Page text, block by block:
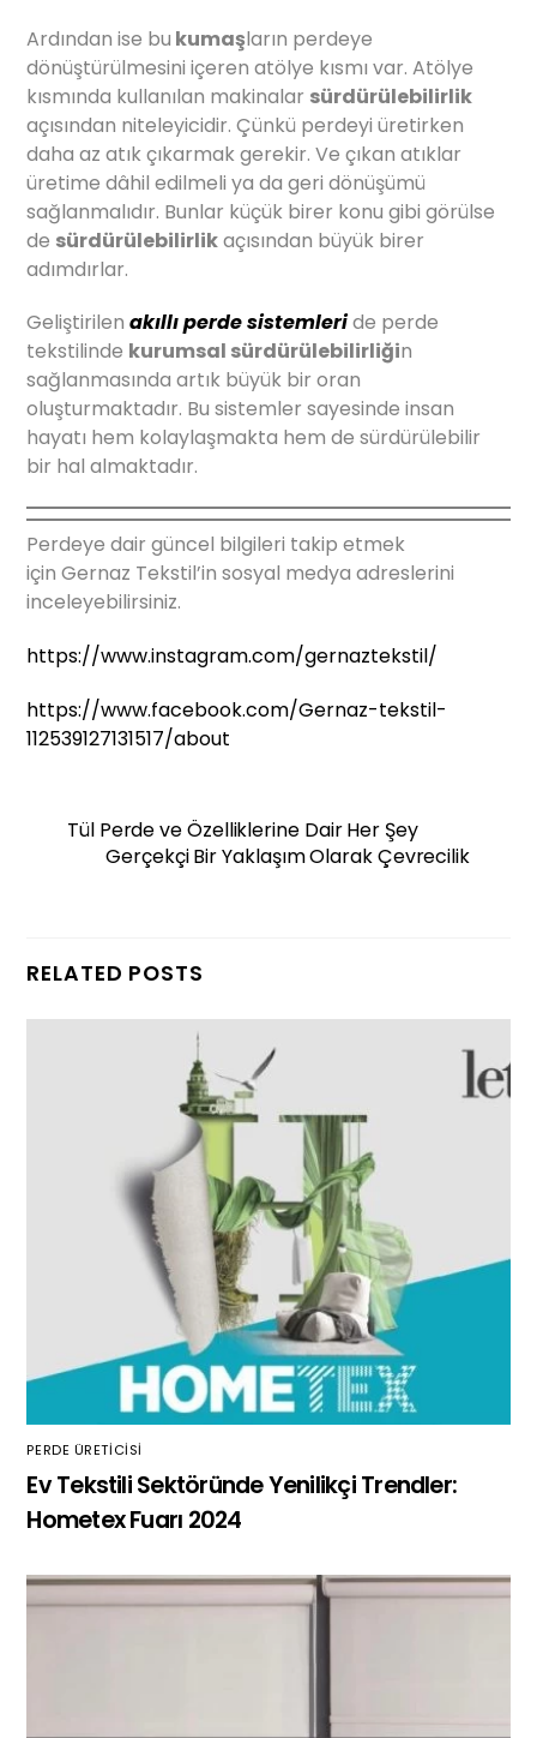
Ardından ise bu kumaşların perdeye
dönüştürülmesini içeren atölye kısmı var. Atölye
kısmında kullanılan makinalar sürdürülebilirlik
açısından niteleyicidir. Çünkü perdeyi üretirken
daha az atık çıkarmak gerekir. Ve çıkan atıklar
üretime dâhil edilmeli ya da geri dönüşümü
sağlanmalıdır. Bunlar küçük birer konu gibi görülse
de sürdürülebilirlikaçısından büyük birer
adımdırlar.
Geliştirilenakıllı perde sistemleride perde
tekstilinde kurumsal sürdürülebilirliğin
sağlanmasında artık büyük bir oran
oluşturmaktadır. Bu sistemler sayesinde insan
hayatı hem kolaylaşmakta hem de sürdürülebilir
bir hal almaktadır.
Perdeye dair güncel bilgileri takip etmek
için Gernaz Tekstil’in sosyal medya adreslerini
inceleyebilirsiniz.
https://www.instagram.com/gernaztekstil/
https://www.facebook.com/Gernaz-tekstil-
112539127131517/about
Tül Perde ve Özelliklerine Dair Her Şey
Gerçekçi Bir Yaklaşım Olarak Çevrecilik
RELATED POSTS
PERDE ÜRETICISI
Ev Tekstili Sektöründe Yenilikçi Trendler:
Hometex Fuarı 2024